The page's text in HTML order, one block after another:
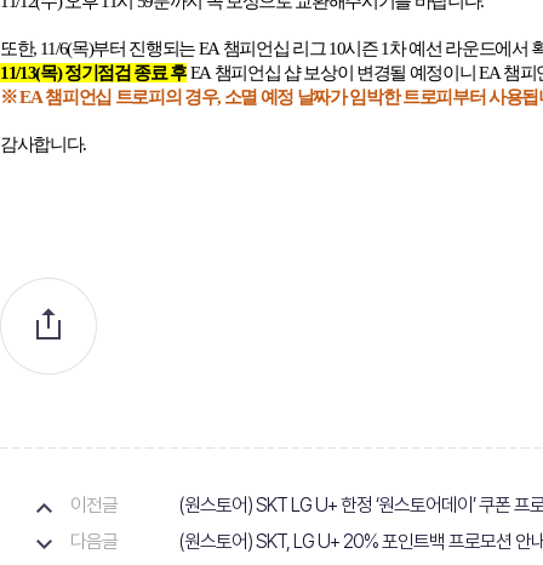
또한, 11/6(목)부터 진행되는EA 챔피언십 리그 10시즌1차 예선 라운드에서
11/13(목)정기점검 종료 후EA 챔피언십 샵 보상이 변경될 예정이니 EA챔피
※EA챔피언십 트로피의 경우, 소멸 예정 날짜가 임박한 트로피부터 사용됩
감사합니다.
이전글
(원스토어) SKT LG U+ 한정 ‘원스토어데이’ 쿠폰 프
다음글
(원스토어) SKT, LG U+ 20% 포인트백 프로모션 안